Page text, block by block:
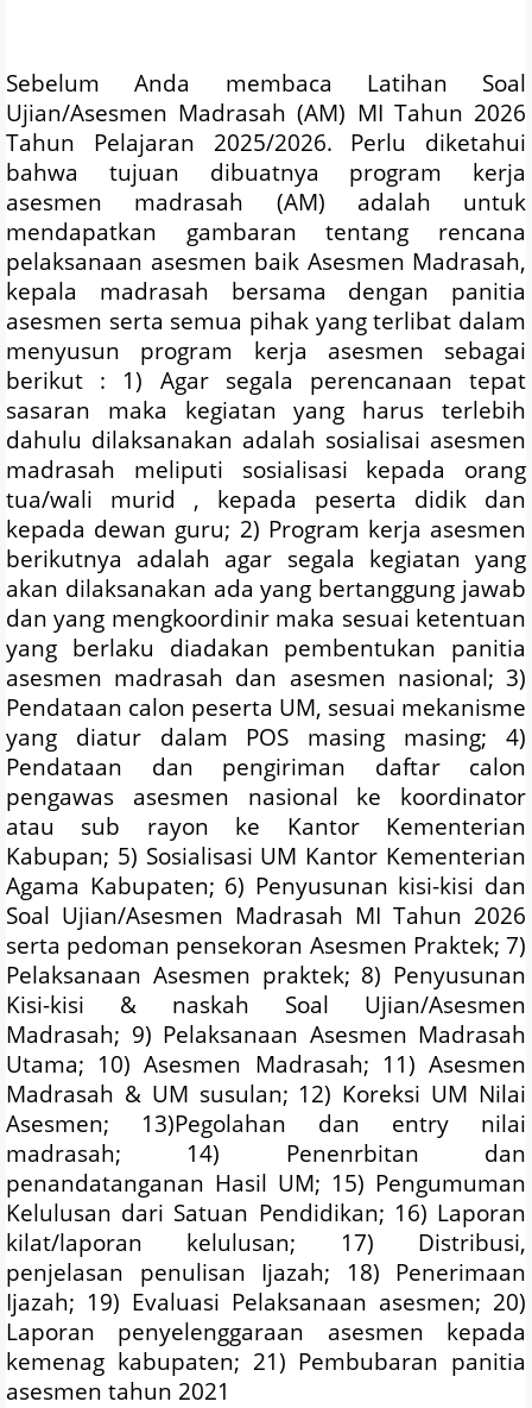
Sebelum Anda membaca Latihan Soal
Ujian/Asesmen Madrasah (AM) MI Tahun 2026
Tahun Pelajaran 2025/2026. Perlu diketahui
bahwa tujuan dibuatnya program kerja
asesmen madrasah (AM) adalah untuk
mendapatkan gambaran tentang rencana
pelaksanaan asesmen baik Asesmen Madrasah,
kepala madrasah bersama dengan panitia
asesmen serta semua pihak yang terlibat dalam
menyusun program kerja asesmen sebagai
berikut : 1) Agar segala perencanaan tepat
sasaran maka kegiatan yang harus terlebih
dahulu dilaksanakan adalah sosialisai asesmen
madrasah meliputi sosialisasi kepada orang
tua/wali murid , kepada peserta didik dan
kepada dewan guru; 2) Program kerja asesmen
berikutnya adalah agar segala kegiatan yang
akan dilaksanakan ada yang bertanggung jawab
dan yang mengkoordinir maka sesuai ketentuan
yang berlaku diadakan pembentukan panitia
asesmen madrasah dan asesmen nasional; 3)
Pendataan calon peserta UM, sesuai mekanisme
yang diatur dalam POS masing masing; 4)
Pendataan dan pengiriman daftar calon
pengawas asesmen nasional ke koordinator
atau sub rayon ke Kantor Kementerian
Kabupan; 5) Sosialisasi UM Kantor Kementerian
Agama Kabupaten; 6) Penyusunan kisi-kisi dan
Soal Ujian/Asesmen Madrasah MI Tahun 2026
serta pedoman pensekoran Asesmen Praktek; 7)
Pelaksanaan Asesmen praktek; 8) Penyusunan
Kisi-kisi & naskah Soal Ujian/Asesmen
Madrasah; 9) Pelaksanaan Asesmen Madrasah
Utama; 10) Asesmen Madrasah; 11) Asesmen
Madrasah & UM susulan; 12) Koreksi UM Nilai
Asesmen; 13)Pegolahan dan entry nilai
madrasah; 14) Penenrbitan dan
penandatanganan Hasil UM; 15) Pengumuman
Kelulusan dari Satuan Pendidikan; 16) Laporan
kilat/laporan kelulusan; 17) Distribusi,
penjelasan penulisan Ijazah; 18) Penerimaan
Ijazah; 19) Evaluasi Pelaksanaan asesmen; 20)
Laporan penyelenggaraan asesmen kepada
kemenag kabupaten; 21) Pembubaran panitia
asesmen tahun 2021